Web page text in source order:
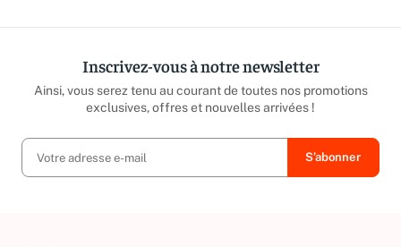
Inscrivez-vous à notre newsletter
Ainsi, vous serez tenu au courant de toutes nos promotions
exclusives, offres et nouvelles arrivées !